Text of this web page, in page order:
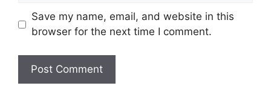
Save my name, email, and website in this
browser for the next time I comment.